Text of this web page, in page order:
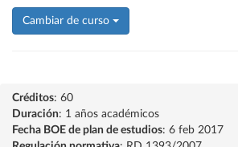
Cambiar de curso
Créditos: 60
Duración: 1 años académicos
Fecha BOE de plan de estudios: 6 feb 2017